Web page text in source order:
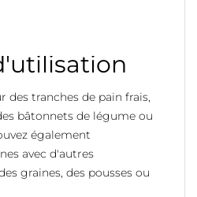
des tranches de pain frais,
bâtonnets de légume ou
également
avec d'autres
graines, des pousses ou